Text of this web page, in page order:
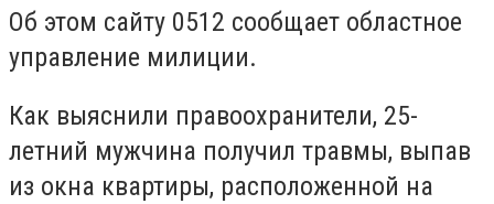
Об этом сайту 0512 сообщает областное
управление милиции.
Как выяснили правоохранители, 25-
летний мужчина получил травмы, выпав
из окна квартиры, расположенной на